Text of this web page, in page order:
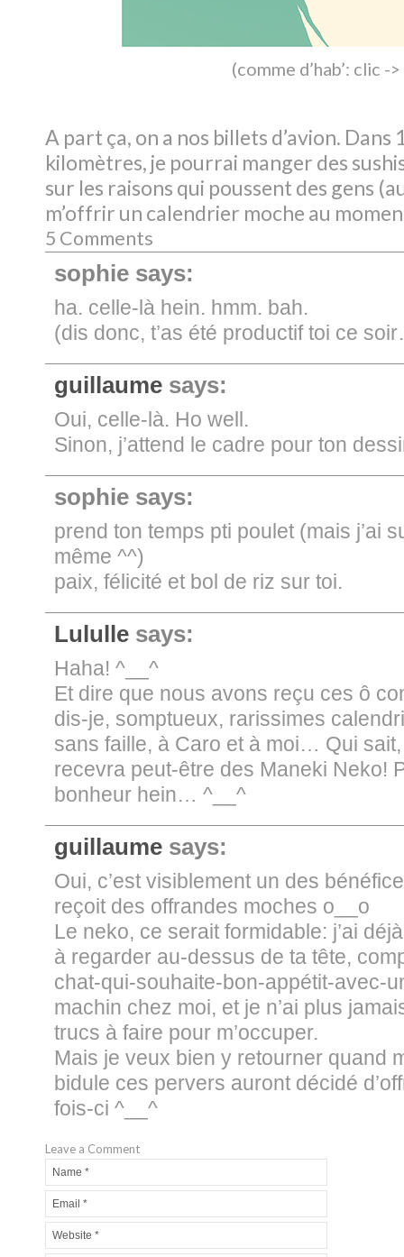
(comme d’hab’: clic -
A part ça, on a nos billets d’avion.
kilomètres, je pourrai manger des
sur les raisons qui poussent des gens
m’offrir un calendrier moche au
5 Comments
sophie says:
ha. celle-là hein. hmm. bah.
(dis donc, t’as été productif toi ce
guillaume says:
Oui, celle-là. Ho well.
Sinon, j’attend le cadre pour ton
sophie says:
prend ton temps pti poulet (mais j’ai
même ^^)
paix, félicité et bol de riz sur toi.
Lululle says:
Haha! ^__^
Et dire que nous avons reçu ces ô
dis-je, somptueux, rarissimes
sans faille, à Caro et à moi… Qui
recevra peut-être des Maneki Neko!
bonheur hein… ^__^
guillaume says:
Oui, c’est visiblement un des
reçoit des offrandes moches o__o
Le neko, ce serait formidable: j’ai
à regarder au-dessus de ta tête,
chat-qui-souhaite-bon-appétit-avec-
machin chez moi, et je n’ai plus
trucs à faire pour m’occuper.
Mais je veux bien y retourner quand
bidule ces pervers auront décidé
fois-ci ^__^
Leave a Comment